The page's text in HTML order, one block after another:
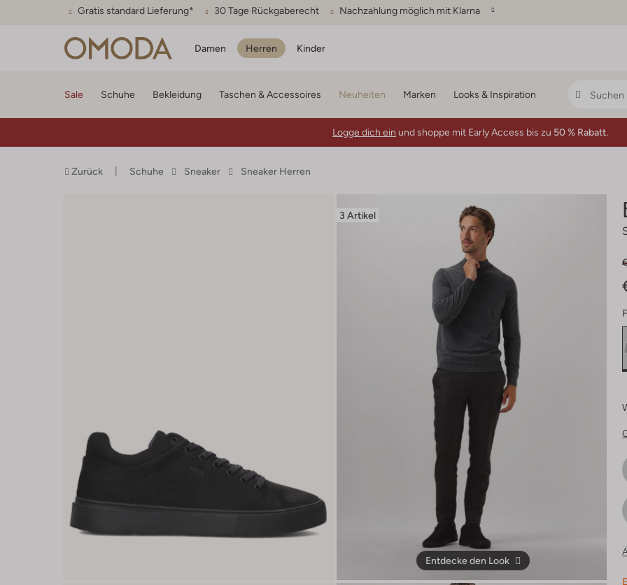
Gratis standard Lieferung* 30 Tage Rückgaberecht Nachzahlung möglich mit Klarna
Damen Herren Kinder
Sale Schuhe Bekleidung Taschen & Accessoires Neuheiten Marken Looks & Inspiration
Logge dich ein und shoppe mit Early Access bis zu 50 % Rabatt.
Zurück Schuhe Sneaker Sneaker Herren
3 Artikel
Entdecke den Look